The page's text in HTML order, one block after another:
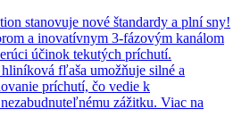
stanovuje nové štandardy a plní sny!
a inovatívnym 3-fázovým kanálom
účinok tekutých príchutí.
fľaša umožňuje silné a
príchutí, čo vedie k
zážitku. Viac na